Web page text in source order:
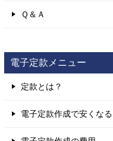
Ｑ＆Ａ
電子定款メニュー
定款とは？
電子定款作成で安くなる